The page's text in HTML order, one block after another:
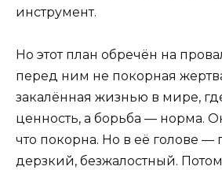
инструмент.
Но этот план обречён на
перед ним не покорная
закалённая жизнью в мире,
ценность, а борьба — норма.
что покорна. Но в её голове —
дерзкий, безжалостный.